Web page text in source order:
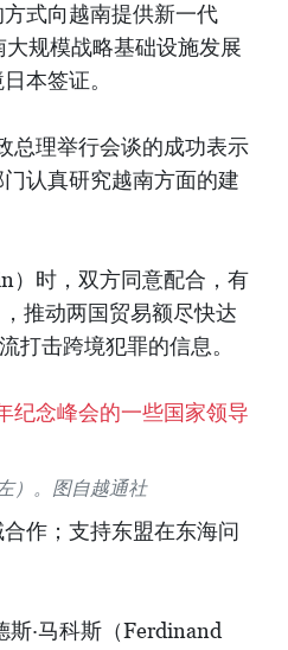
式向越南提供新一代
规模战略基础设施发展
本签证。
总理举行会谈的成功表示
认真研究越南方面的建
）时，双方同意配合，有
推动两国贸易额尽快达
打击跨境犯罪的信息。
）。图自越通社
作；支持东盟在东海问
斯·马科斯（Ferdinand